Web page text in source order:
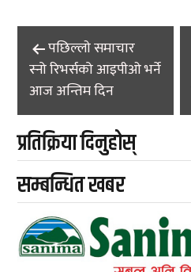
Post
navigation
पछिल्लाे समाचार
स्नो रिभर्सको आइपीओ भर्ने
आज अन्तिम दिन
प्रतिक्रिया दिनुहोस्
सम्बन्धित खबर